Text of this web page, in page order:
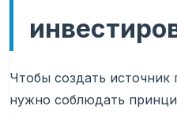
Чтобы создать источник
нужно соблюдать